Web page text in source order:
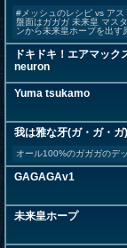
#メッシュのレシピ vs アス
盤面はガガガ 未来皇 マス
ンから未来皇ホープを出す
ドキドキ！エアマッ
neuron
Yuma tsukamo
我は雅な牙(ガ・ガ・ガ)
オール100%のガガガのデ
GAGAGAv1
未来皇ホープ